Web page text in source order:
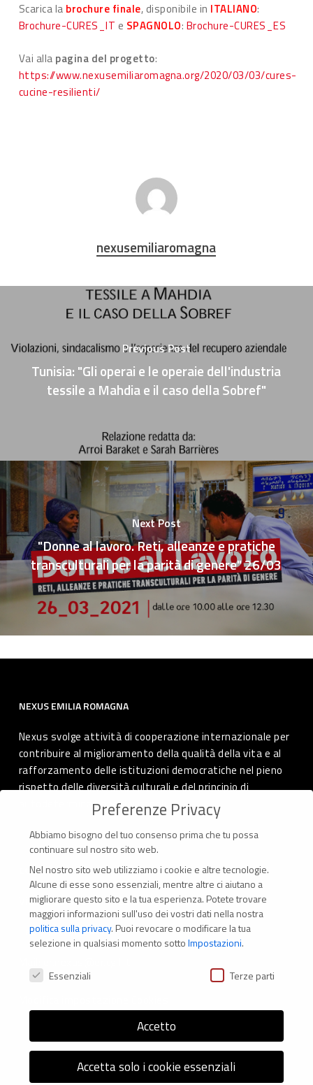
Scarica la brochure finale, disponibile in ITALIANO:
Brochure-CURES_IT e SPAGNOLO: Brochure-CURES_ES
Vai alla pagina del progetto:
https://www.nexusemiliaromagna.org/2020/03/03/cures-
cucine-resilienti/
nexusemiliaromagna
Previous Post
Tunisia: "Gli operai e le operaie dell'industria
tessile a Mahdia e il caso della Sobref"
Next Post
"Donne al lavoro. Reti, alleanze e pratiche
transculturali per la parità di genere" 26/03
NEXUS EMILIA ROMAGNA
Nexus svolge attività di cooperazione internazionale per
contribuire al miglioramento della qualità della vita e al
rafforzamento delle istituzioni democratiche nel pieno
rispetto delle diversità culturali e del principio di
autodeterminazione dei popoli.
CONTATTI
Via Marconi 69 – 40122 Bologna (Italia)
Tel. +39 051 294 775
Preferenze Privacy
Abbiamo bisogno del tuo consenso prima che tu possa
continuare sul nostro sito web.
Nel nostro sito web utilizziamo i cookie e altre tecnologie.
Alcune di esse sono essenziali, mentre altre ci aiutano a
migliorare questo sito e la tua esperienza. Potete trovare
maggiori informazioni sull'uso dei vostri dati nella nostra
politica sulla privacy. Puoi revocare o modificare la tua
selezione in qualsiasi momento sottoImpostazioni.
Preferenze Privacy
Essenziali Terze parti
Accetto
Accetta solo i cookie essenziali